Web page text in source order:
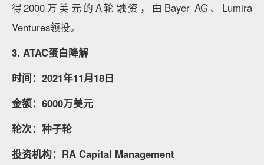
得2000万美元的A轮融资，由Bayer AG、Lumira
Ventures领投。
3. ATAC蛋白降解
时间：2021年11月18日
金额：6000万美元
轮次：种子轮
投资机构：RA Capital Management